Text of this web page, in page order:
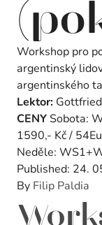
Workshop pro
argentinský
argentinského
Lektor:
CENY Sobota:
1590,- Kč /
Neděle:
Published: 24.
By Filip Paldia